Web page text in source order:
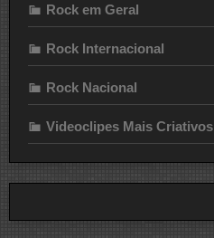
Rock em Geral
Rock Internacional
Rock Nacional
Videoclipes Mais Criativos